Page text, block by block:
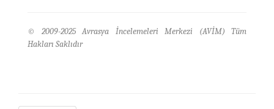
© 2009-2025 Avrasya İncelemeleri Merkezi (AVİM) Tüm
Hakları Saklıdır